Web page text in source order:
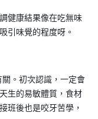
健康結果像在吃無味
引味覺的程度呀。
。初次認識，一定會
生的易敏體質，食材
班後也是咬牙苦學，